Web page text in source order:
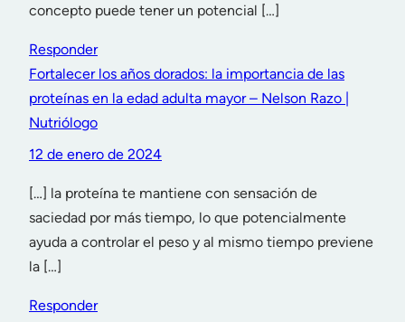
concepto puede tener un potencial […]
Responder
Fortalecer los años dorados: la importancia de las
proteínas en la edad adulta mayor – Nelson Razo |
Nutriólogo
12 de enero de 2024
[…] la proteína te mantiene con sensación de
saciedad por más tiempo, lo que potencialmente
ayuda a controlar el peso y al mismo tiempo previene
la […]
Responder